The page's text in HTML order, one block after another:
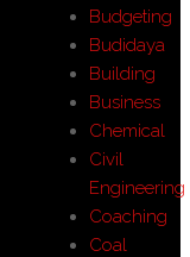
Budgeting
Budidaya
Building
Business
Chemical
Civil
Engineering
Coaching
Coal